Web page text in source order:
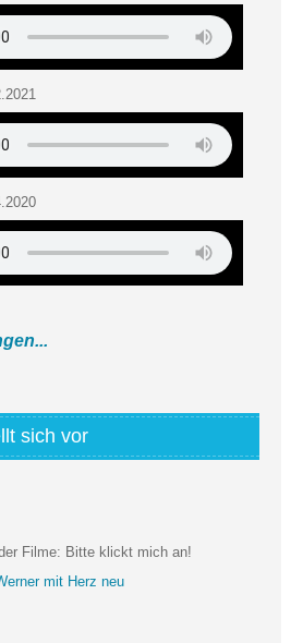
sich vor
Filme: Bitte klickt mich an!